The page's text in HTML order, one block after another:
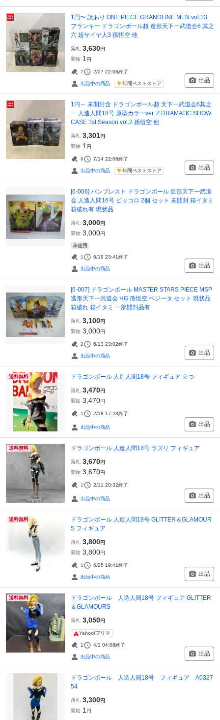
1円〜 訳あり ONE PIECE GRANDLINE MEN vol.13
フランキー ドラゴンボール超 造形天下一武道会6 其之
六 超サイヤ人3 孫悟空 他
落札 3,630円
開始 1 円
7 2/27 22:08終了
出品中の商品 年間ベストストア 出品
1円～ 未開封含 ドラゴンボール超 天下一武道会6其之
一 人造人間18号 原型カラーver. Z DRAMATIC SHOW
CASE 1st Season vol.2 孫悟空 他
落札 3,301円
開始 1 円
9 7/14 22:06終了
出品中の商品 年間ベストストア 出品
[6-006] バンプレスト ドラゴンボール 造形天下一武道
会 人造人間16号 ピッコロ 2個 セット 未開封 箱イタミ
箱破れ有 現状品
落札 3,000円
開始 3,000円
未使用
1 6/19 23:41終了
出品中の商品 出品
[6-007] ドラゴンボール MASTER STARS PIECE MSP
造形天下一武道会 HG 孫悟空 ベジータ セット 現状品
箱破れ 箱イタミ 一部開封品有
落札 3,100円
開始 3,000円
2 6/13 23:02終了
出品中の商品 出品
送料無料 ドラゴンボール 人造人間18号 フィギュア 立つ
落札 3,470円
開始 3,470円
1 2/18 17:23終了
出品中の商品 出品
送料無料 ドラゴンボール 人造人間18号 ラズリ フィギュア
落札 3,670円
開始 3,670円
1 2/11 20:32終了
出品中の商品 出品
送料無料
ドラゴンボール 人造人間18号 GLITTER＆GLAMOUR
S フィギュア
落札 3,800円
開始 3,800円
1 6/25 19:41終了
出品中の商品 出品
送料無料
ドラゴンボール 人造人間18号 フィギュア GLITTER
＆GLAMOURS
落札 3,050円
Yahoo!フリマ
1 4/1 04:08終了
出品中の商品 出品
ドラゴンボール 人造人間18号 フィギュア A0327
54
落札 3,300円
開始 1 円